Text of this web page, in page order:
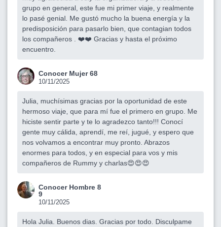
grupo en general, este fue mi primer viaje, y realmente
lo pasé genial. Me gustó mucho la buena energía y la
predisposición para pasarlo bien, que contagian todos
los compañeros . ❤️❤️ Gracias y hasta el próximo
encuentro.
Conocer Mujer 68
10/11/2025
Julia, muchísimas gracias por la oportunidad de este
hermoso viaje, que para mí fue el primero en grupo. Me
hiciste sentir parte y te lo agradezco tanto!!! Conocí
gente muy cálida, aprendí, me reí, jugué, y espero que
nos volvamos a encontrar muy pronto. Abrazos
enormes para todos, y en especial para vos y mis
compañeros de Rummy y charlas😍😍😍
Conocer Hombre 8
9
10/11/2025
Hola Julia. Buenos dias. Gracias por todo. Disculpame